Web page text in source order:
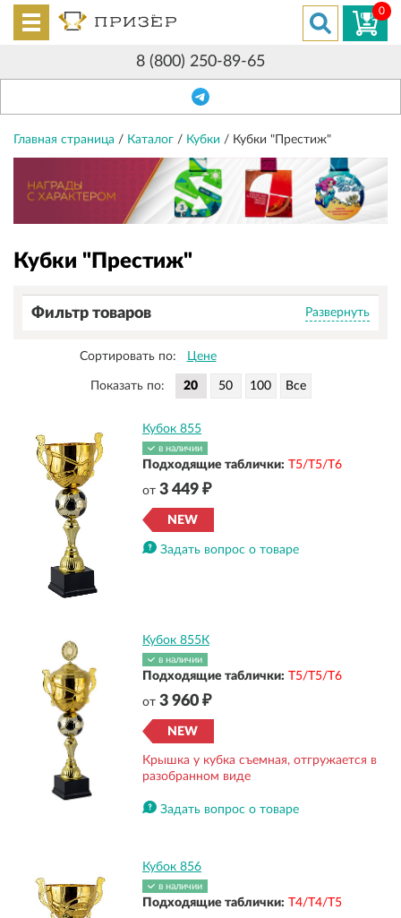
8 (800) 250-89-65
0
Главная страница / Каталог / Кубки / Кубки "Престиж"
Кубки "Престиж"
Фильтр товаров Развернуть
Сортировать по: Цене
Показать по:
Кубок 855
в наличии
Подходящие таблички: Т5/Т5/Т6
от3 449 ₽
NEW
Задать вопрос о товаре
Кубок 855К
в наличии
Подходящие таблички: Т5/Т5/Т6
от3 960 ₽
NEW
Крышка у кубка съемная, отгружается в
разобранном виде
Задать вопрос о товаре
Кубок 856
в наличии
Подходящие таблички: Т4/Т4/Т5